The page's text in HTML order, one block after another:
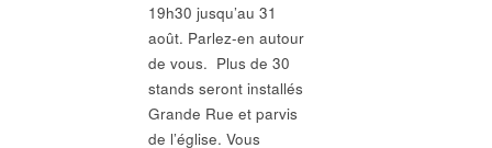
19h30 jusqu’au 31
août. Parlez-en autour
de vous. Plus de 30
stands seront installés
Grande Rue et parvis
de l’église. Vous